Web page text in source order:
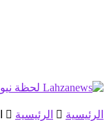
الرئيسية الرئيسية